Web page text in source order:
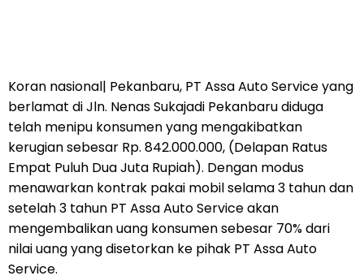
Koran nasional| Pekanbaru, PT Assa Auto Service yang
berlamat di Jln. Nenas Sukajadi Pekanbaru diduga
telah menipu konsumen yang mengakibatkan
kerugian sebesar Rp. 842.000.000, (Delapan Ratus
Empat Puluh Dua Juta Rupiah). Dengan modus
menawarkan kontrak pakai mobil selama 3 tahun dan
setelah 3 tahun PT Assa Auto Service akan
mengembalikan uang konsumen sebesar 70% dari
nilai uang yang disetorkan ke pihak PT Assa Auto
Service.